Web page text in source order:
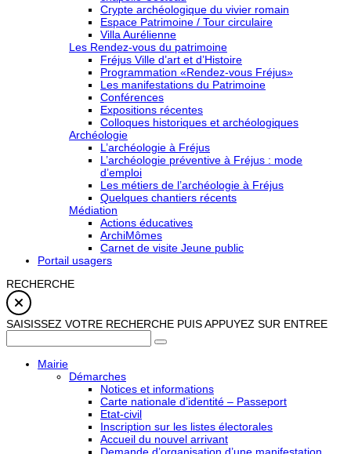
Crypte archéologique du vivier romain
Espace Patrimoine / Tour circulaire
Villa Aurélienne
Les Rendez-vous du patrimoine
Fréjus Ville d’art et d’Histoire
Programmation «Rendez-vous Fréjus»
Les manifestations du Patrimoine
Conférences
Expositions récentes
Colloques historiques et archéologiques
Archéologie
L’archéologie à Fréjus
L’archéologie préventive à Fréjus : mode
d’emploi
Les métiers de l’archéologie à Fréjus
Quelques chantiers récents
Médiation
Actions éducatives
ArchiMômes
Carnet de visite Jeune public
Portail usagers
RECHERCHE
SAISISSEZ VOTRE RECHERCHE PUIS APPUYEZ SUR ENTREE
Mairie
Démarches
Notices et informations
Carte nationale d’identité – Passeport
Etat-civil
Inscription sur les listes électorales
Accueil du nouvel arrivant